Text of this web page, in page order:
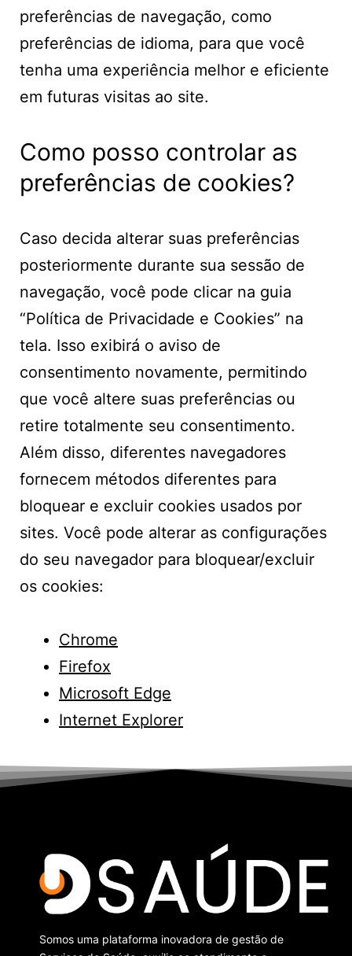
preferências de navegação, como
preferências de idioma, para que você
tenha uma experiência melhor e eficiente
em futuras visitas ao site.
Como posso controlar as
preferências de cookies?
Caso decida alterar suas preferências
posteriormente durante sua sessão de
navegação, você pode clicar na guia
“Política de Privacidade e Cookies” na
tela. Isso exibirá o aviso de
consentimento novamente, permitindo
que você altere suas preferências ou
retire totalmente seu consentimento.
Além disso, diferentes navegadores
fornecem métodos diferentes para
bloquear e excluir cookies usados por
sites. Você pode alterar as configurações
do seu navegador para bloquear/excluir
os cookies:
Chrome
Firefox
Microsoft Edge
Internet Explorer
Somos uma plataforma inovadora de gestão de